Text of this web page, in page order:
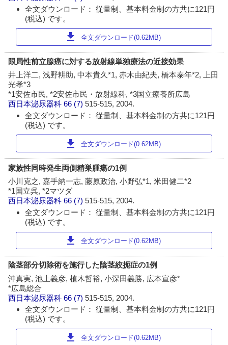
全文ダウンロード： 従量制、基本料金制の方共に121円
(税込) です。
download 全文ダウンロード(0.62MB)
限局性前立腺癌に対する放射線単独療法の近接効果
井上洋二, 浅野耕助, 中本貴久*1, 赤木由紀夫, 橋本泰年*2, 上田
光孝*3
*1安佐市民, *2安佐市民・放射線科, *3国立療養所広島
西日本泌尿器科 66 (7)515-515, 2004.
全文ダウンロード： 従量制、基本料金制の方共に121円
(税込) です。
download 全文ダウンロード(0.62MB)
家族性同時発生両側精巣腫瘍の1例
小川克之, 嘉手納一志, 藤原政治, 小野弘*1, 米田健二*2
*1国立呉, *2マツダ
西日本泌尿器科 66 (7)515-515, 2004.
全文ダウンロード： 従量制、基本料金制の方共に121円
(税込) です。
download 全文ダウンロード(0.62MB)
陰茎部分切除術を施行した陰茎絞扼症の1例
沖真実, 池上義彦, 植木哲裕, 小深田義勝, 広本宣彦*
*広島総合
西日本泌尿器科 66 (7)515-515, 2004.
全文ダウンロード： 従量制、基本料金制の方共に121円
(税込) です。
download 全文ダウンロード(0.62MB)